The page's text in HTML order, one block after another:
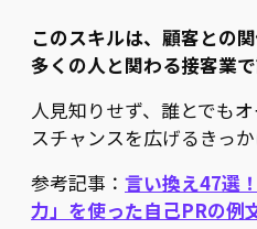
このスキルは、顧客との
多くの人と関わる接客業で
人見知りせず、誰とでも
スチャンスを広げるきっか
参考記事： 言い換え47選
力」を使った自己PRの例